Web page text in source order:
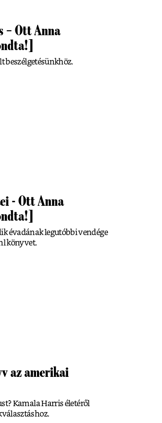
– Ott Anna
beszélgetésünkhöz.
- Ott Anna
évadának legutóbbi vendége
könyvet.
az amerikai
Kamala Harris életéről